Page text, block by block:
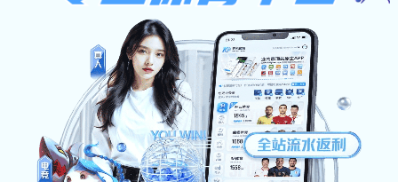
导航菜单